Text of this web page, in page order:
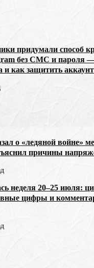
придумали способ
без СМС и пароля
и как защитить аккаунт
о «ледяной войне»
причины
неделя 20–25 июля:
цифры и